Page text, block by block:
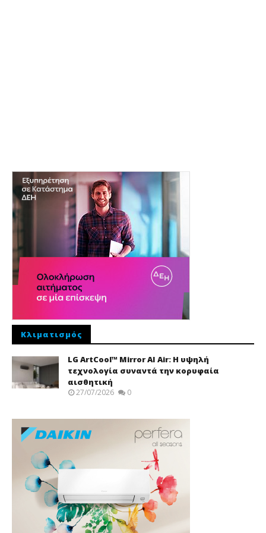
Κλιματισμός
LG ArtCool™ Mirror AI Air: Η υψηλή
τεχνολογία συναντά την κορυφαία
αισθητική
27/07/2026 0